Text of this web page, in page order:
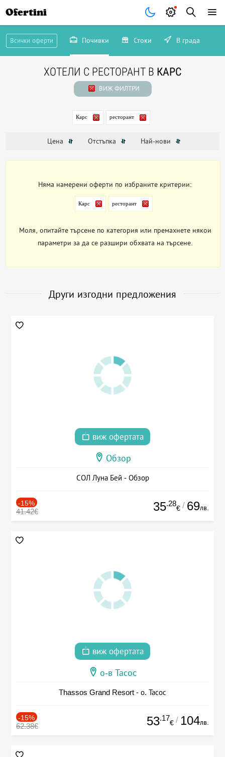
Ofertini
Всички оферти Почивки Стоки В града
ХОТЕЛИ С РЕСТОРАНТ В КАРС
ВИЖ ФИЛТРИ
Карс ресторант
Цена Отстъпка Най-нови
Няма намерени оферти по избраните критерии:
Карс ресторант
Моля, опитайте търсене по категория или премахнете някои
параметри за да се разшири обхвата на търсене.
Други изгодни предложения
виж офертата
Обзор
СОЛ Луна Бей - Обзор
-15%
41.42€ 35.28
€ / 69лв.
виж офертата
о-в Тасос
Thassos Grand Resort - о. Тасос
-15%
62.38€ 53.17
€ / 104лв.